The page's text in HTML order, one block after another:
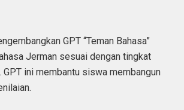
GPT “Teman Bahasa”
Jerman sesuai dengan tingkat
ini membantu siswa membangun